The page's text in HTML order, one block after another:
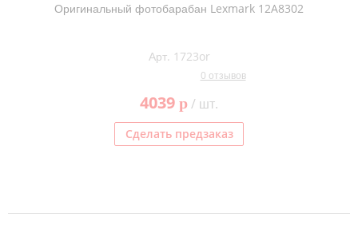
Оригинальный фотобарабан Lexmark 12A8302
Арт. 1723or
0 отзывов
4039 p/ шт.
Сделать предзаказ